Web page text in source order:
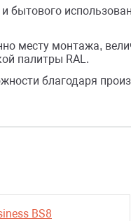
бытового
месту монтажа,
палитры RAL.
благодаря
BS8